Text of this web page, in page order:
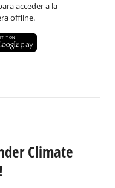
acceder a la
offline.
Climate